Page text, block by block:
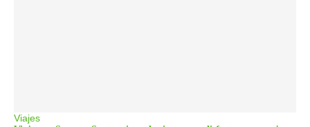
Viajes